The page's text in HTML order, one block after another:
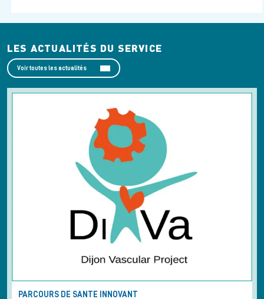
LES ACTUALITÉS DU SERVICE
Voir toutes les actualités
PARCOURS DE SANTE INNOVANT